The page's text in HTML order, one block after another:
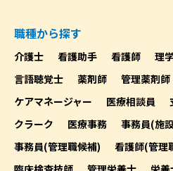
職種から探す
介護士 看護助手 看護師 理
言語聴覚士
薬剤師 管理薬剤師
ケアマネージャー
医療相談員
クラーク
医療事務 事務員(施
事務員(管理職候補)
看護師(管理